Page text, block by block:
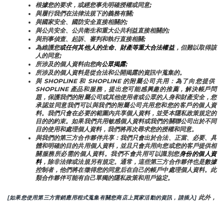
根據您的要求，或經您事先明確授權或同意;
與履行我們在法律法規下的義務有關;
與國家安全、國防安全直接相關的;
與公共安全、公共衛生和重大公共利益直接相關的;
與刑事偵查、起訴、審判和執行直接相關;
為維護您或任何其他人的生命、財產等重大合法權益，但難以取得該
人的同意;
所涉及的個人資料由您向公眾揭露;
所涉及的個人資料是從合法和公開揭露的資訊中蒐集的。
與 SHOPLINE 和 SHOPLINE 的附屬公司共用：為了向您提供
SHOPLINE 產品和服務，提出您可能感興趣的推薦，解決帳戶問
題，保護我們的附屬公司或其他使用者或公眾的人身和財產安全，您
承認並同意我們可以與我們的附屬公司共用您和您的客戶的個人資
料。我們只會在必要的範圍內共享個人資料，並受本隱私政策規定的
目的的約束。如果我們共用敏感個人資料或我們的關聯公司出於不同
目的使用和處理個人資料，我們將再次尋求您的授權和同意。
與我們的第三方合作夥伴共享：我們只會出於合法、正當、必要、具
體和明確的目的共用個人資料，並且只會共用向您或您的客戶提供相
關服務所必需的個人資料。我們不會共用可以識別您身份的個人資
料，除非法律或法規另有規定。通常，這些第三方合作夥伴也是數據
控制者，他們將在徵得您的同意后在自己的帳戶中處理個人資料。此
類合作夥伴可能有自己單獨的隱私政策和用戶協定。
[如果您使用第三方营銷應用程式蒐集有關您商店上買家活動的資訊，請插入] 此外，